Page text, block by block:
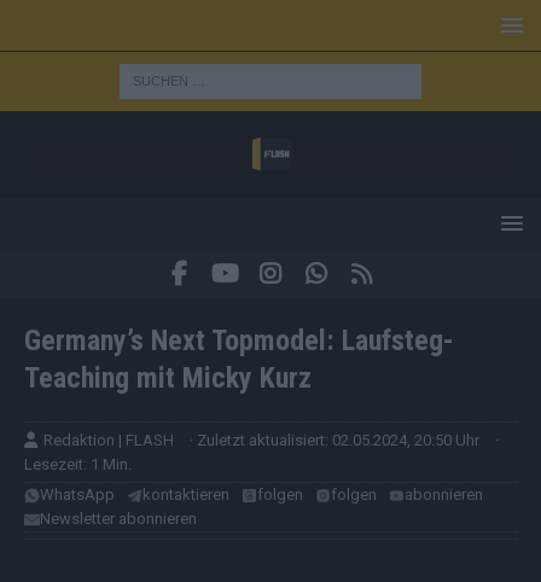
Germany’s Next Topmodel: Laufsteg-
Teaching mit Micky Kurz
Redaktion | FLASH · Zuletzt aktualisiert: 02.05.2024, 20:50 Uhr
·
Lesezeit: 1 Min.
WhatsApp
kontaktieren folgen folgen
abonnieren
Newsletter abonnieren